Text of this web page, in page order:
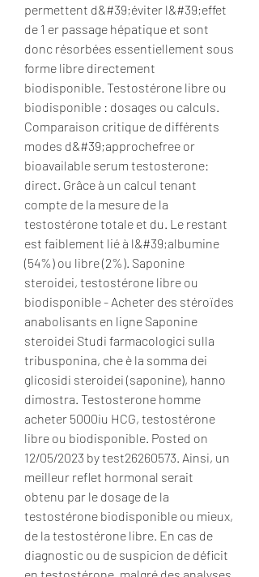
permettent d&#39;éviter l&#39;effet
de 1 er passage hépatique et sont
donc résorbées essentiellement sous
forme libre directement
biodisponible. Testostérone libre ou
biodisponible : dosages ou calculs.
Comparaison critique de différents
modes d&#39;approchefree or
bioavailable serum testosterone:
direct. Grâce à un calcul tenant
compte de la mesure de la
testostérone totale et du. Le restant
est faiblement lié à l&#39;albumine
(54%) ou libre (2%). Saponine
steroidei, testostérone libre ou
biodisponible - Acheter des stéroïdes
anabolisants en ligne Saponine
steroidei Studi farmacologici sulla
tribusponina, che è la somma dei
glicosidi steroidei (saponine), hanno
dimostra. Testosterone homme
acheter 5000iu HCG, testostérone
libre ou biodisponible. Posted on
12/05/2023 by test26260573. Ainsi, un
meilleur reflet hormonal serait
obtenu par le dosage de la
testostérone biodisponible ou mieux,
de la testostérone libre. En cas de
diagnostic ou de suspicion de déficit